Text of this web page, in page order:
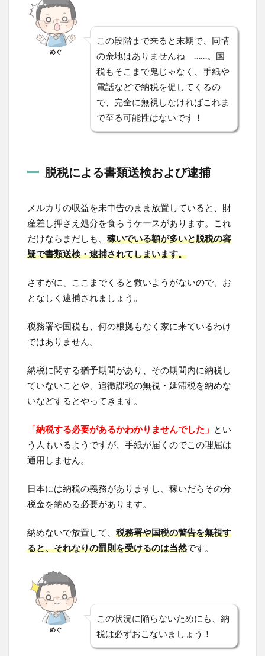
めぐ
この段階まで来ると末期で、同情
の余地はありませんね ……。国
税もそこまで鬼じゃなく、手紙や
電話などで納税を促してくるの
で、完全に無視しなければこれま
で至る可能性はないです！
脱税による書類送検および逮捕
メルカリの収益を未申告のまま放置していると、財
産差し押さえ処分を食らうケースがあります。これ
だけならまだしも、 稼いでいる額が多いと脱税の容
疑で書類送検・逮捕されてしまいます。
さすがに、ここまでくると救いようがないので、お
となしく逮捕されましょう。
税務署や国税も、何の根拠もなく家に来ているわけ
ではありません。
納税に関する猶予期間があり、その期間内に納税し
ていないことや、追徴課税の無視・延滞税を納めな
いなどするとやってきます。
「納税する必要があるかわかりませんでした」 とい
う人もいるようですが、手紙が届くのでこの理屈は
通用しません。
日本には納税の義務がありますし、稼いだらその分
税金を納める必要があります。
納めないで放置して、 税務署や国税の警告を無視す
ると、それなりの罰則を受けるのは当然です。
めぐ
この状況に陥らないためにも、納
税は必ずおこないましょう！